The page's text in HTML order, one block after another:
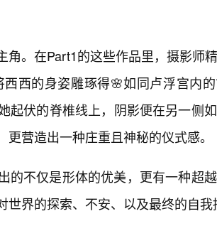
角。在Part1的这些作品里，摄影师
西的身姿雕琢得🌸如同卢浮宫内
伏的脊椎线上，阴影便在另一侧如
营造出一种庄重且神秘的仪式感。
不仅是形体的优美，更有一种超越
界的探索、不安、以及最终的自我